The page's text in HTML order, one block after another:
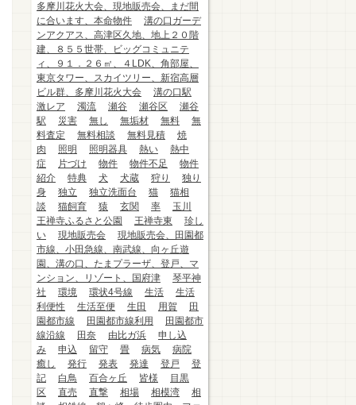
多摩川花火大会、現地販売会、まだ間
に合います、本命物件
溝の口ガーデ
ンアクアス、高津区久地、地上２０階
建、８５５世帯、ビッグコミュニテ
ィ、９１．２６㎡、４LDK、角部屋、
東京タワー、スカイツリー、新宿高層
ビル群、多摩川花火大会
溝の口駅
激レア
濁流 瀬谷 瀬谷区
瀬谷
駅
災害 無し 無垢材 無料
無
料査定
無料相談 無料見積
焼
肉
照明 照明器具 熱い
熱中
症
片づけ 物件 物件不足
物件
紹介
特典 犬 犬蔵 狩り
独り
身
独立 独立洗面台 猫
猫相
談
猫飼育 猿 玄関 率
玉川
王禅寺ふるさと公園
王禅寺東
珍し
い
現地販売会
現地販売会、田園都
市線、小田急線、南武線、向ヶ丘遊
園、溝の口、たまプラーザ、登戸、マ
ンション、リゾート、国府津
琴平神
社
環境 環状4号線 生活
生活
利便性
生活至便 生田 用賀
田
園都市線
田園都市線利用
田園都市
線沿線
田奈 由比ガ浜
申し込
み
申込 留守 畳 病気
病院
癒し
発行 発表 発達 登戸
登
記
白鳥 百合ヶ丘 皆様
目黒
区
直売 直撃 相場 相模湾
相